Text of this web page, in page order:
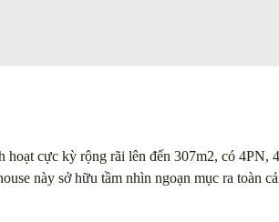
hoạt cực kỳ rộng rãi lên đến 307m2, có 4PN,
này sở hữu tầm nhìn ngoạn mục ra toàn